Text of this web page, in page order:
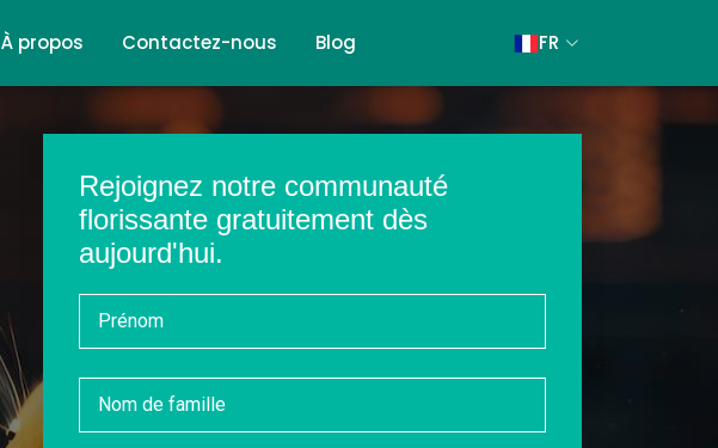
À propos Contactez-nous Blog FR
Rejoignez notre communauté
florissante gratuitement dès
aujourd'hui.